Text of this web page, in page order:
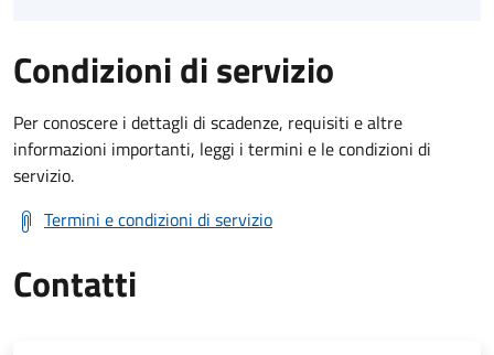
Condizioni di servizio
Per conoscere i dettagli di scadenze, requisiti e altre
informazioni importanti, leggi i termini e le condizioni di
servizio.
Termini e condizioni di servizio
Contatti